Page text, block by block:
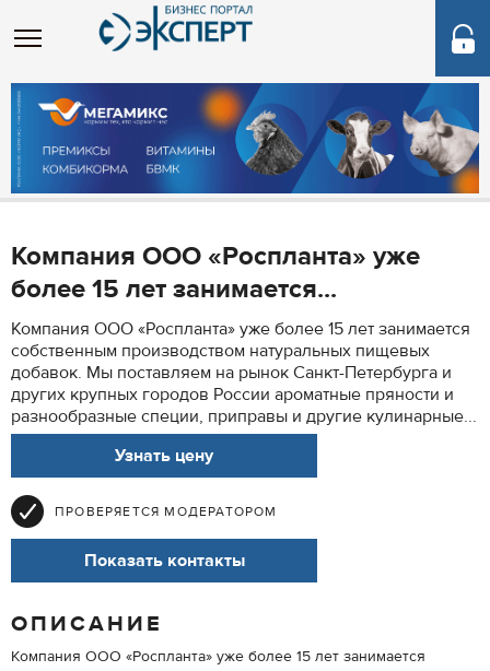
Компания ООО «Роспланта» уже
более 15 лет занимается...
Компания ООО «Роспланта» уже более 15 лет занимается
собственным производством натуральных пищевых
добавок. Мы поставляем на рынок Санкт-Петербурга и
других крупных городов России ароматные пряности и
разнообразные специи, приправы и другие кулинарные...
Узнать цену
ПРОВЕРЯЕТСЯ МОДЕРАТОРОМ
Показать контакты
ОПИСАНИЕ
Компания ООО «Роспланта» уже более 15 лет занимается